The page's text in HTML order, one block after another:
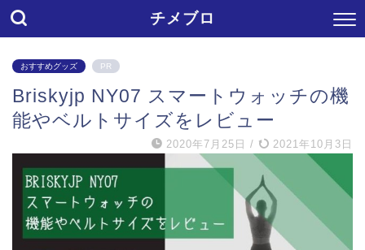
チメブロ
おすすめグッズ PR
Briskyjp NY07 スマートウォッチの機
能やベルトサイズをレビュー
2020年7月25日 / 2021年10月3日